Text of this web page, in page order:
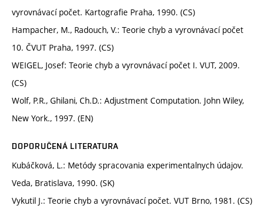
vyrovnávací počet. Kartografie Praha, 1990. (CS)
Hampacher, M., Radouch, V.: Teorie chyb a vyrovnávací počet
10. ČVUT Praha, 1997. (CS)
WEIGEL, Josef: Teorie chyb a vyrovnávací počet I. VUT, 2009.
(CS)
Wolf, P.R., Ghilani, Ch.D.: Adjustment Computation. John Wiley,
New York., 1997. (EN)
DOPORUČENÁ LITERATURA
Kubáčková, L.: Metódy spracovania experimentalnych údajov.
Veda, Bratislava, 1990. (SK)
Vykutil J.: Teorie chyb a vyrovnávací počet. VUT Brno, 1981. (CS)